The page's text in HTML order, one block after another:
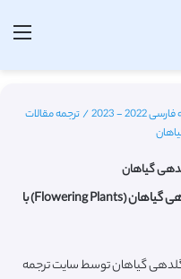
- 2023
/ترجمه مقالات
گیاهان
دانلود رایگان مقالات انگلیسی در مورد گلدهی گیاهان (Flowering Plants) با
گیاهان توسط سایت ترجمه